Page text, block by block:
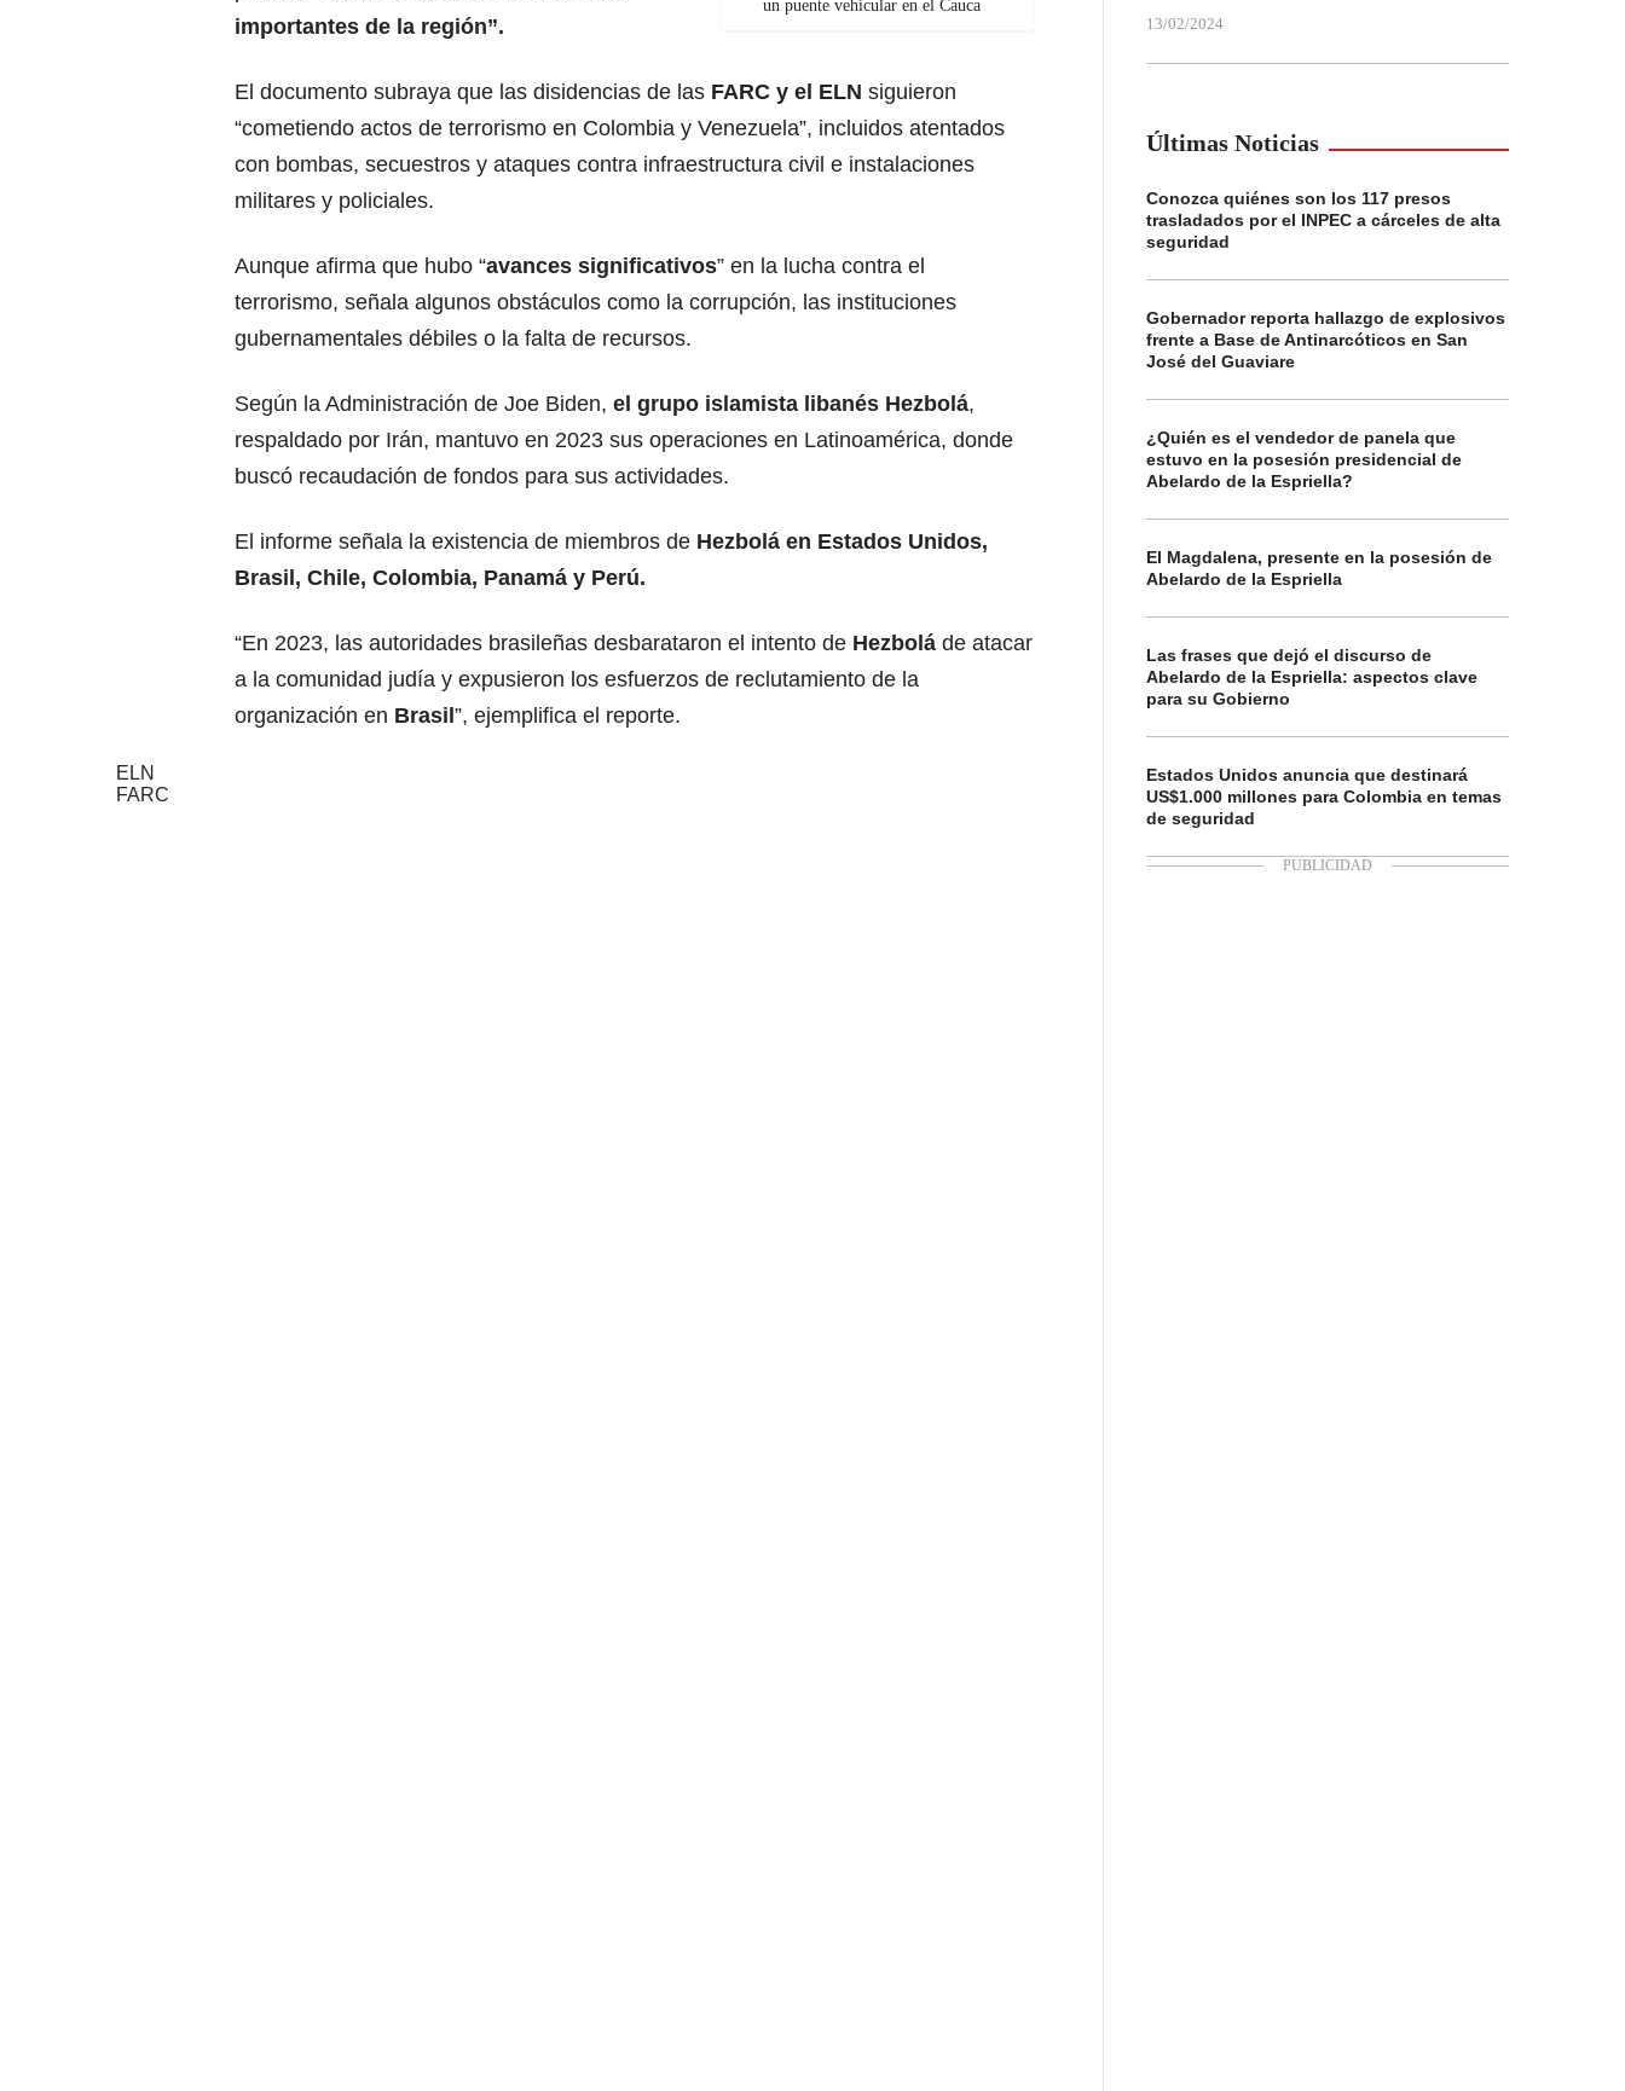
un puente vehicular en el Cauca
importantes de la región”.
El documento subraya que las disidencias de las FARC y el ELN siguieron
“cometiendo actos de terrorismo en Colombia y Venezuela”, incluidos atentados
con bombas, secuestros y ataques contra infraestructura civil e instalaciones
militares y policiales.
Aunque afirma que hubo “avances significativos” en la lucha contra el
terrorismo, señala algunos obstáculos como la corrupción, las instituciones
gubernamentales débiles o la falta de recursos.
Según la Administración de Joe Biden, el grupo islamista libanés Hezbolá,
respaldado por Irán, mantuvo en 2023 sus operaciones en Latinoamérica, donde
buscó recaudación de fondos para sus actividades.
El informe señala la existencia de miembros de Hezbolá en Estados Unidos,
Brasil, Chile, Colombia, Panamá y Perú.
“En 2023, las autoridades brasileñas desbarataron el intento de Hezbolá de atacar
a la comunidad judía y expusieron los esfuerzos de reclutamiento de la
organización en Brasil”, ejemplifica el reporte.
ELN
FARC
13/02/2024
Últimas Noticias
Conozca quiénes son los 117 presos
trasladados por el INPEC a cárceles de alta
seguridad
Gobernador reporta hallazgo de explosivos
frente a Base de Antinarcóticos en San
José del Guaviare
¿Quién es el vendedor de panela que
estuvo en la posesión presidencial de
Abelardo de la Espriella?
El Magdalena, presente en la posesión de
Abelardo de la Espriella
Las frases que dejó el discurso de
Abelardo de la Espriella: aspectos clave
para su Gobierno
Estados Unidos anuncia que destinará
US$1.000 millones para Colombia en temas
de seguridad